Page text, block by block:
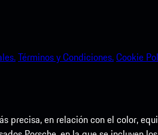
Términos y Condiciones.Cookie
precisa, en relación con el color,